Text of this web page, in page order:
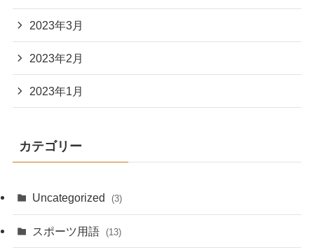
2023年3月
2023年2月
2023年1月
カテゴリー
Uncategorized (3)
スポーツ用語 (13)